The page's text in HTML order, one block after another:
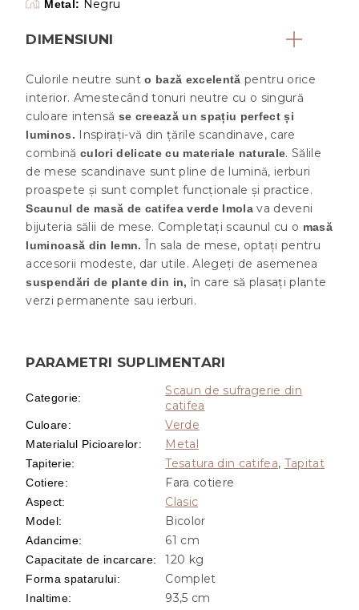
Metal: Negru
DIMENSIUNI
Culorile neutre sunto bază excelentă pentru orice
interior. Amestecând tonuri neutre cu o singură
culoare intensă se creează un spațiu perfect și
luminos. Inspirați-vă din țările scandinave, care
combină culori delicate cu materiale naturale. Sălile
de mese scandinave sunt pline de lumină, ierburi
proaspete și sunt complet funcționale și practice.
Scaunul de masă de catifea verde Imolava deveni
bijuteria sălii de mese. Completați scaunul cu o masă
luminoasă din lemn. În sala de mese, optați pentru
accesorii modeste, dar utile. Alegeți de asemenea
suspendări de plante din in, în care să plasați plante
verzi permanente sau ierburi.
PARAMETRI SUPLIMENTARI
Categorie:
Scaun de sufragerie din
catifea
Culoare: Verde
Materialul Picioarelor: Metal
Tapiterie: Tesatura din catifea, Tapitat
Cotiere: Fara cotiere
Aspect: Clasic
Model: Bicolor
Adancime: 61 cm
Capacitate de incarcare: 120 kg
Forma spatarului: Complet
Inaltime:
93,5 cm